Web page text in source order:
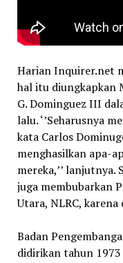
Harian Inquirer.net
hal itu diungkapkan
G. Dominguez III
lalu. ‘’Seharusnya
kata Carlos
menghasilkan apa-
mereka,’’ lanjutnya.
juga membubarkan
Utara, NLRC,
Badan
didirikan tahun